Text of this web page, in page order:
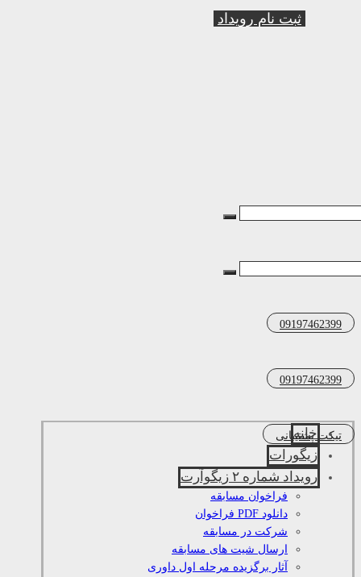
ثبت نام رویداد
09197462399
09197462399
تیکت پشتیبانی
خانه
زیگورات
رویداد شماره ۲ زیگوآرت
فراخوان مسابقه
دانلود PDF فراخوان
شرکت در مسابقه
ارسال شیت های مسابقه
آثار برگزیده مرحله اول داوری